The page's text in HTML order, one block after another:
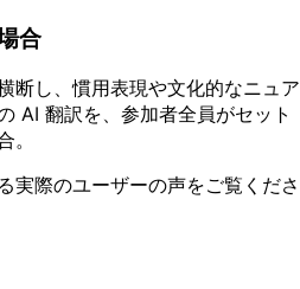
合
断し、慣用表現や文化的なニュア
AI 翻訳を、参加者全員がセット
。
実際のユーザーの声をご覧くださ